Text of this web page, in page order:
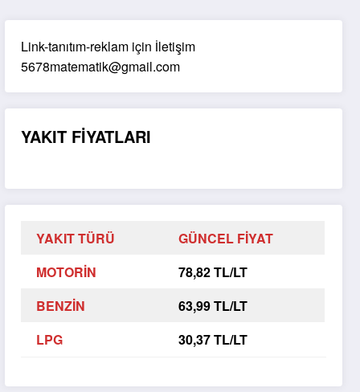
Link-tanıtım-reklam için İletişim
5678matematik@gmail.com
YAKIT FİYATLARI
YAKIT TÜRÜ
GÜNCEL FİYAT
MOTORİN
78,82 TL/LT
BENZİN
63,99 TL/LT
LPG
30,37 TL/LT